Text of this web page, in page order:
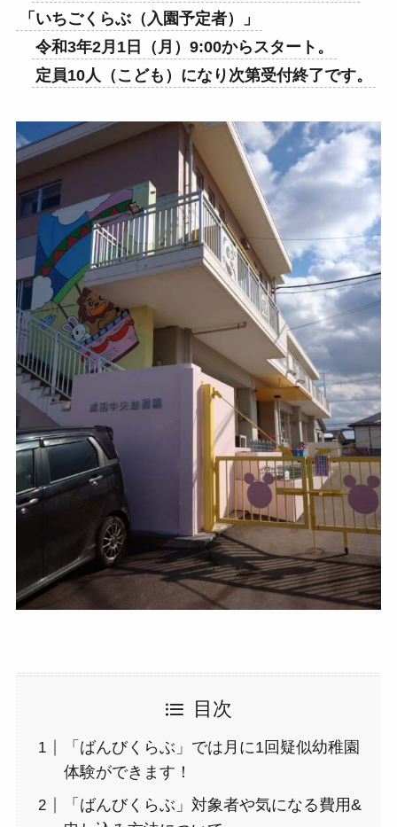
「いちごくらぶ（入園予定者）」
令和3年2月1日（月）9:00からスタート。
定員10人（こども）になり次第受付終了です。
目次
「ばんびくらぶ」では月に1回疑似幼稚園
体験ができます！
「ばんびくらぶ」対象者や気になる費用&